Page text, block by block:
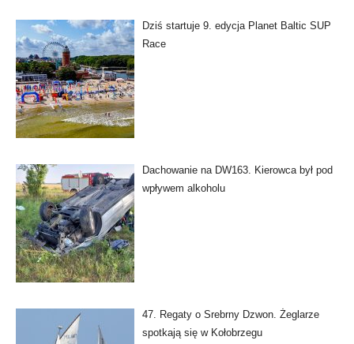
Dziś startuje 9. edycja Planet Baltic SUP
Race
Dachowanie na DW163. Kierowca był pod
wpływem alkoholu
47. Regaty o Srebrny Dzwon. Żeglarze
spotkają się w Kołobrzegu